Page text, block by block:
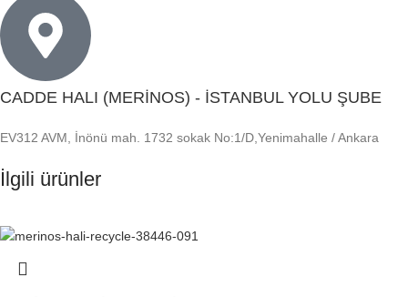
CADDE HALI (MERİNOS) - İSTANBUL YOLU ŞUBE
EV312 AVM, İnönü mah. 1732 sokak No:1/D,Yenimahalle / Ankara
İlgili ürünler